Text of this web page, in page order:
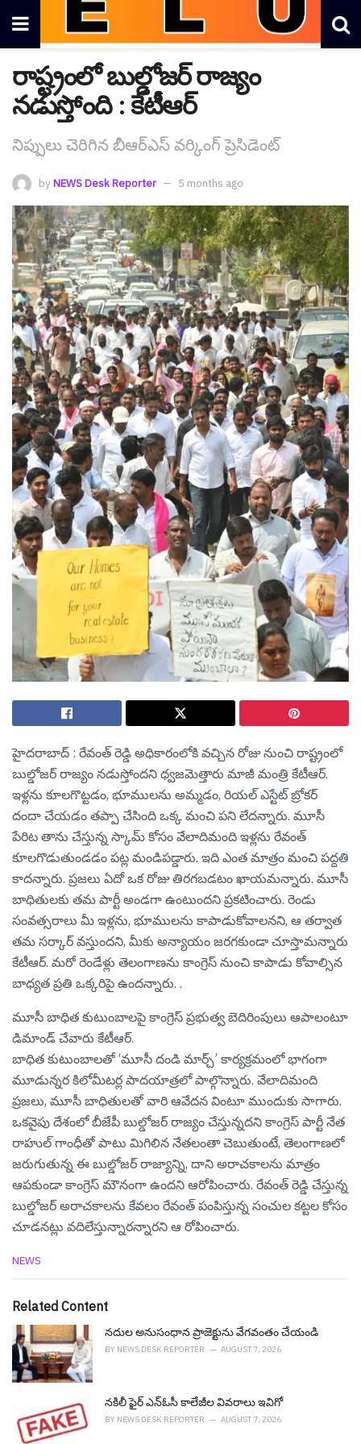
రాష్ట్రంలో బుల్డోజర్ రాజ్యం
న‌డుస్తోంది : కేటీఆర్
నిప్పులు చెరిగిన బీఆర్ఎస్ వ‌ర్కింగ్ ప్రెసిడెంట్
by NEWS Desk Reporter 5 months ago
హైద‌రాబాద్ : రేవంత్ రెడ్డి అధికారంలోకి వచ్చిన రోజు నుంచి రాష్ట్రంలో
బుల్డోజర్ రాజ్యం నడుస్తోందని ధ్వ‌జ‌మెత్తారు మాజీ మంత్రి కేటీఆర్.
ఇళ్లను కూలగొట్టడం, భూములను అమ్మడం, రియల్ ఎస్టేట్ బ్రోకర్
దందా చేయడం త‌ప్పా చేసింది ఒక్క మంచి ప‌ని లేద‌న్నారు. మూసీ
పేరిట తాను చేస్తున్న స్కామ్ కోసం వేలాదిమంది ఇళ్లను రేవంత్
కూలగొడుతుండ‌డం ప‌ట్ల మండిప‌డ్డారు. ఇది ఎంత మాత్రం మంచి ప‌ద్ద‌తి
కాద‌న్నారు. ప్ర‌జ‌లు ఏదో ఒక రోజు తిర‌గ‌బ‌డటం ఖాయ‌మ‌న్నారు. మూసీ
బాధితులకు త‌మ‌ పార్టీ అండగా ఉంటుందని ప్ర‌క‌టించారు. రెండు
సంవత్సరాలు మీ ఇళ్లను, భూములను కాపాడుకోవాలన‌ని, ఆ త‌ర్వాత
త‌మ స‌ర్కార్ వ‌స్తుంద‌ని, మీకు అన్యాయం జ‌ర‌గ‌కుండా చూస్తామ‌న్నారు
కేటీఆర్. మరో రెండేళ్లు తెలంగాణను కాంగ్రెస్ నుంచి కాపాడు కోవాల్సిన
బాధ్య‌త ప్ర‌తి ఒక్క‌రిపై ఉంద‌న్నారు. .
మూసీ బాధిత కుటుంబాలపై కాంగ్రెస్ ప్రభుత్వ బెదిరింపులు ఆపాలంటూ
డిమాండ్ చేవారు కేటీఆర్.
బాధిత కుటుంబాలతో ‘మూసీ దండి మార్చ్’ కార్యక్రమంలో భాగంగా
మూడున్నర కిలోమీటర్ల పాదయాత్రలో పాల్గొన్నారు. వేలాదిమంది
ప్రజలు, మూసీ బాధితులతో వారి ఆవేదన వింటూ ముందుకు సాగారు.
ఒకవైపు దేశంలో బీజేపీ బుల్డోజర్ రాజ్యం చేస్తున్నదని కాంగ్రెస్ పార్టీ నేత
రాహుల్ గాంధీతో పాటు మిగిలిన నేతలంతా చెబుతుంటే, తెలంగాణలో
జరుగుతున్న ఈ బుల్డోజర్ రాజ్యాన్ని, దాని అరాచకాలను మాత్రం
ఆపకుండా కాంగ్రెస్ మౌనంగా ఉందని ఆరోపించారు. రేవంత్ రెడ్డి చేస్తున్న
బుల్డోజర్ అరాచకాలను కేవలం రేవంత్ పంపిస్తున్న సంచుల కట్టల కోసం
చూడనట్లు వదిలేస్తున్నారన్నారని ఆ రోపించారు.
C
e
o
r
i
e
NEWS
Related Content
నదుల అనుసంధాన ప్రాజెక్టును వేగ‌వంతం చేయండి
BY NEWS DESK REPORTER AUGUST 7, 2026
నకిలీ ఫైర్ ఎన్ఓసీ కాలేజీల వివ‌రాలు ఇవిగో
BY NEWS DESK REPORTER AUGUST 7, 2026